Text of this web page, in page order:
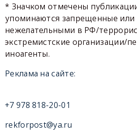
* Значком отмечены
упоминаются запрещенные или
нежелательными в РФ/
экстремистские организации/
иноагенты.
Реклама на сайте:
+7 978 818-20-01
rekforpost@ya.ru